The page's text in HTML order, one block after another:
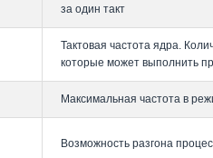
за один такт
Тактовая частота ядра.
которые может выполнить
Максимальная частота в
Возможность разгона